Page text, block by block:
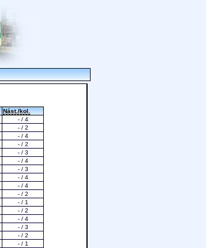
Nást./kol.
- / 4
- / 2
- / 4
- / 2
- / 3
- / 4
- / 3
- / 4
- / 4
- / 2
- / 1
- / 2
- / 4
- / 3
- / 2
- / 1